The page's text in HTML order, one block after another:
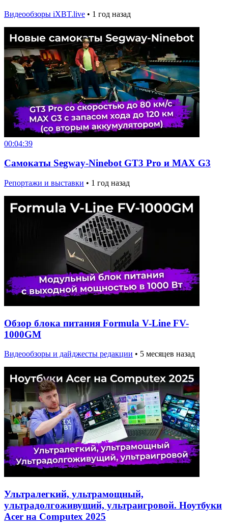
Видеообзоры iXBT.live • 1 год назад
00:04:39
Самокаты Segway-Ninebot GT3 Pro и MAX G3
Репортажи и выставки • 1 год назад
Обзор блока питания Formula V-Line FV-
1000GM
Видеообзоры и дайджесты редакции • 5 месяцев назад
Ультралегкий, ультрамощный,
ультрадолгоживущий, ультраигровой. Ноутбуки
Acer на Computex 2025